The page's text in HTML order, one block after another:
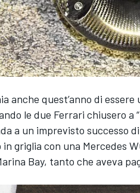
anche quest’anno di
le due Ferrari chiusero a
a un imprevisto successo
griglia con una Mercedes
Bay, tanto che aveva